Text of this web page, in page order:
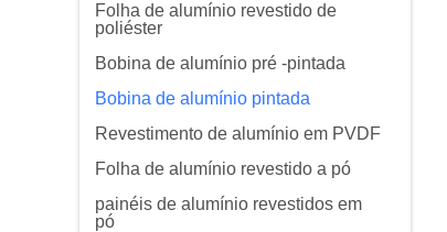
Folha de alumínio revestido de
poliéster
Bobina de alumínio pré -pintada
Bobina de alumínio pintada
Revestimento de alumínio em PVDF
Folha de alumínio revestido a pó
painéis de alumínio revestidos em
pó